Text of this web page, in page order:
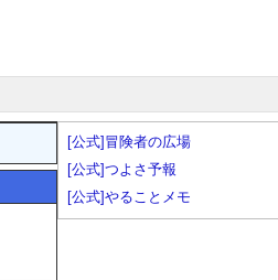
[公式]冒険者の広場
[公式]つよさ予報
[公式]やることメモ